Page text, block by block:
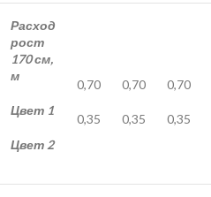
Расход
рост
170 см,
м
Цвет 1
Цвет 2
0,70
0,35
0,70
0,35
0,70
0,35